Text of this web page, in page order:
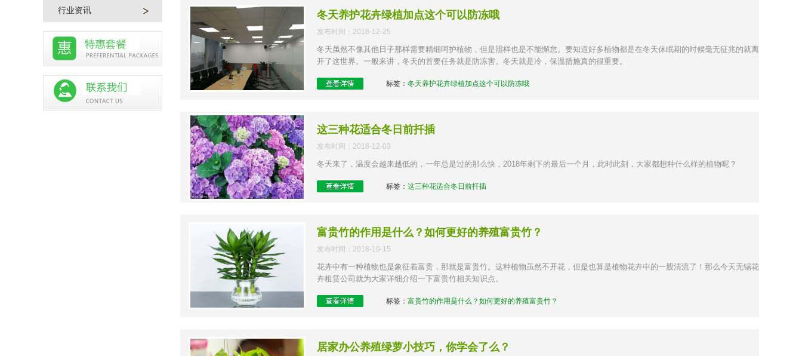
行业资讯 冬天养护花卉绿植加点这个可以防冻哦
发布时间：2018-12-25
冬天虽然不像其他日子那样需要精细呵护植物，但是照样也是不能懈怠。要知道好多植物都是在冬天休眠期的时候毫无征兆的就离
开了这世界。一般来讲，冬天的首要任务就是防冻害。冬天就是冷，保温措施真的很重要。
标签： 冬天养护花卉绿植加点这个可以防冻哦
这三种花适合冬日前扦插
发布时间：2018-12-03
冬天来了，温度会越来越低的，一年总是过的那么快，2018年剩下的最后一个月，此时此刻，大家都想种什么样的植物呢？
标签： 这三种花适合冬日前扦插
富贵竹的作用是什么？如何更好的养殖富贵竹？
发布时间：2018-10-15
花卉中有一种植物也是象征着富贵，那就是富贵竹。这种植物虽然不开花，但是也算是植物花卉中的一股清流了！那么今天无锡花
卉租赁公司就为大家详细介绍一下富贵竹相关知识点。
标签： 富贵竹的作用是什么？如何更好的养殖富贵竹？
居家办公养殖绿萝小技巧，你学会了么？